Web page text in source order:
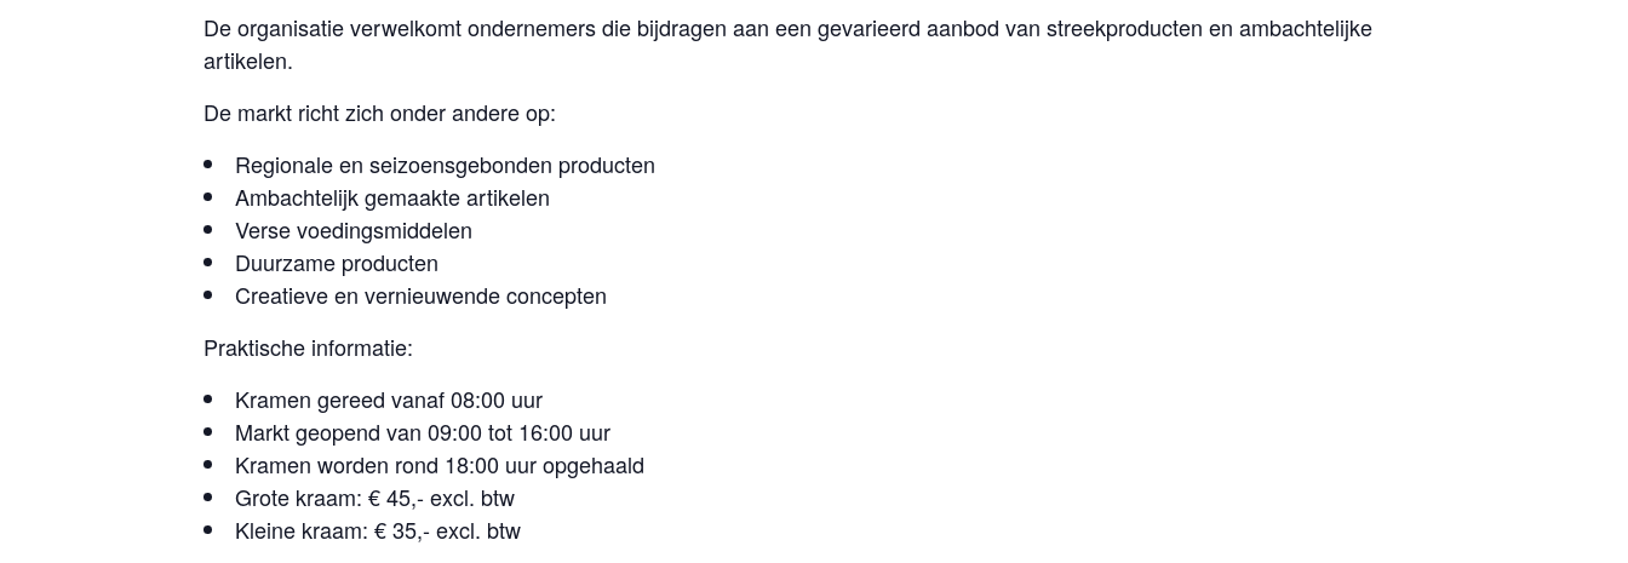
De organisatie verwelkomt ondernemers die bijdragen aan een gevarieerd aanbod van streekproducten en ambachtelijke
artikelen.
De markt richt zich onder andere op:
Regionale en seizoensgebonden producten
Ambachtelijk gemaakte artikelen
Verse voedingsmiddelen
Duurzame producten
Creatieve en vernieuwende concepten
Praktische informatie:
Kramen gereed vanaf 08:00 uur
Markt geopend van 09:00 tot 16:00 uur
Kramen worden rond 18:00 uur opgehaald
Grote kraam: € 45,- excl. btw
Kleine kraam: € 35,- excl. btw